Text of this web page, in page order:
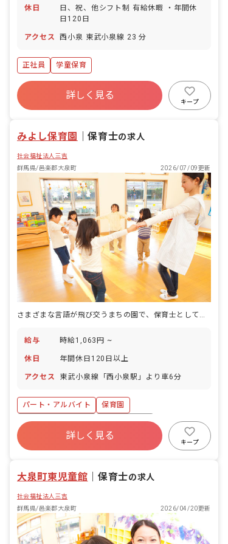
休日
日、祝、他シフト制 有給休暇 ・年間休
日120日
アクセス 西小泉 東武小泉線 23 分
正社員 学童保育
詳しく見る
キープ
みよし保育園 ｜保育士の求人
社会福祉法人三吉
群馬県/邑楽郡大泉町
2026/07/09更新
給与 時給1,063円 ~
休日 年間休日120日以上
アクセス 東武小泉線「西小泉駅」より車6分
パート・アルバイト
保育園
年間休日120日以上
社会保険完備
残業少なめ
社会福祉法人
詳しく見る
キープ
大泉町東児童館 ｜保育士の求人
社会福祉法人三吉
群馬県/邑楽郡大泉町
2026/04/20更新